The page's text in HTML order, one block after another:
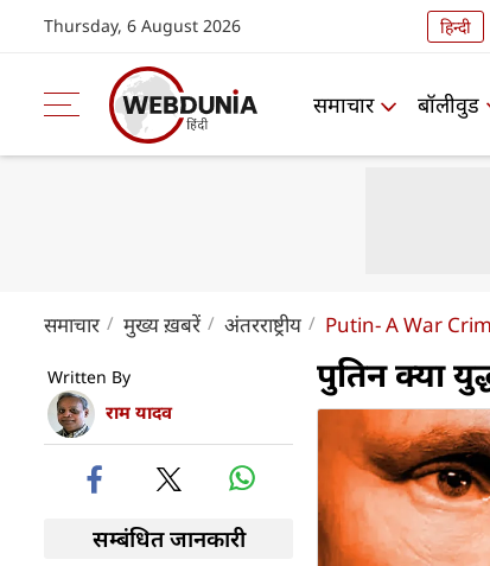
Thursday, 6 August 2026 हिन्दी
समाचार बॉलीवुड
समाचार मुख्य ख़बरें अंतरराष्ट्रीय Putin- A War
Written By
राम यादव
सम्बंधित जानकारी
पुतिन क्या